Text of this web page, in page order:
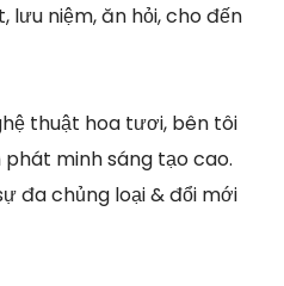
niệm, ăn hỏi, cho đến
thuật hoa tươi, bên tôi
minh sáng tạo cao.
đa chủng loại & đổi mới